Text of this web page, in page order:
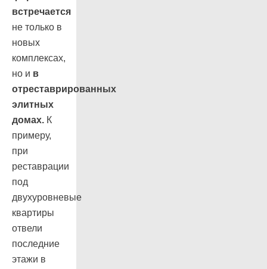
встречается
не только в
новых
комплексах,
но и в
отреставрированных
элитных
домах. К
примеру,
при
реставрации
под
двухуровневые
квартиры
отвели
последние
этажи в